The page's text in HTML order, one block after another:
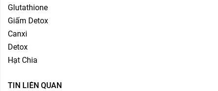
Glutathione
Giấm Detox
Canxi
Detox
Hạt Chia
TIN LIÊN QUAN